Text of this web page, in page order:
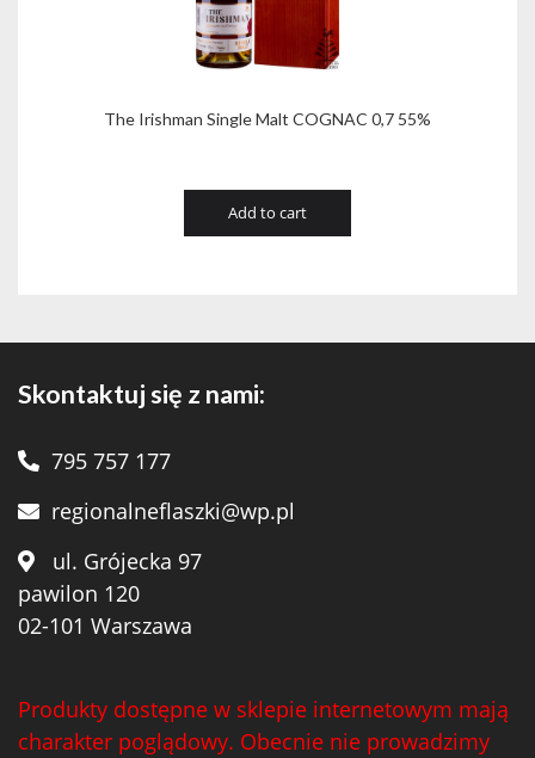
The Irishman Single Malt COGNAC 0,7 55%
Add to cart
Skontaktuj się z nami:
795 757 177
regionalneflaszki@wp.pl
ul. Grójecka 97
pawilon 120
02-101 Warszawa
Produkty dostępne w sklepie internetowym mają
charakter poglądowy. Obecnie nie prowadzimy